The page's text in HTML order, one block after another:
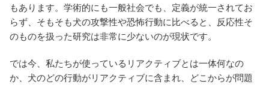
もあります。学術的にも一般社会でも、定義が統一されてお
らず、そもそも犬の攻撃性や恐怖行動に比べると、反応性そ
のものを扱った研究は非常に少ないのが現状です。
では今、私たちが使っているリアクティブとは一体何なの
か、犬のどの行動がリアクティブに含まれ、どこからが問題